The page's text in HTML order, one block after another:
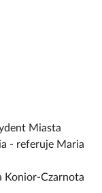
Miasta
- referuje Maria
Konior-Czarnota